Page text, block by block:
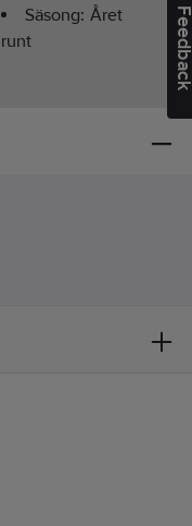
Säsong: Året
runt